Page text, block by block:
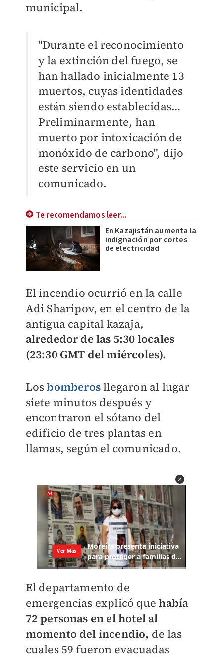
municipal.
"Durante el reconocimiento
y la extinción del fuego, se
han hallado inicialmente 13
muertos, cuyas identidades
están siendo establecidas…
Preliminarmente, han
muerto por intoxicación de
monóxido de carbono", dijo
este servicio en un
comunicado.
Te recomendamos leer...
En Kazajistán aumenta la
indignación por cortes
de electricidad
El incendio ocurrió en la calle
Adi Sharipov, en el centro de la
antigua capital kazaja,
alrededor de las 5:30 locales
(23:30 GMT del miércoles).
Losbomberosllegaron al lugar
siete minutos después y
encontraron el sótano del
edificio de tres plantas en
llamas, según el comunicado.
El departamento de
emergencias explicó quehabía
72 personas en el hotel al
momento del incendio, de las
cuales 59 fueron evacuadas